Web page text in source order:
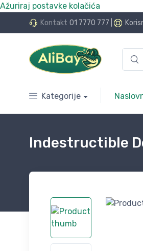
Ažuriraj postavke kolačića
Kontakt 01 7770 777
24 rate bez kamata
Kategorije
Indestructible